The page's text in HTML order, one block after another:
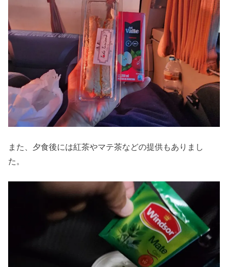
また、夕食後には紅茶やマテ茶などの提供もありまし
た。